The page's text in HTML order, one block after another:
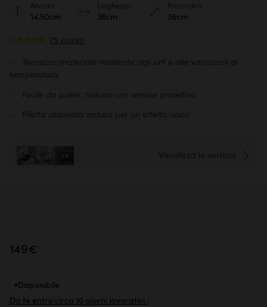
75 pareri
Terrazzo: materiale resistente agli urti e alle variazioni di
temperatura
Facile da pulire: finitura con vernice protettiva
Piletta abbinata inclusa per un effetto unico
Altezza
14.50cm
Larghezza
36cm
Profondità
36cm
+4 Visualizza le versioni
149€
Disponibile
Da te entro circa 10 giorni lavorativi :